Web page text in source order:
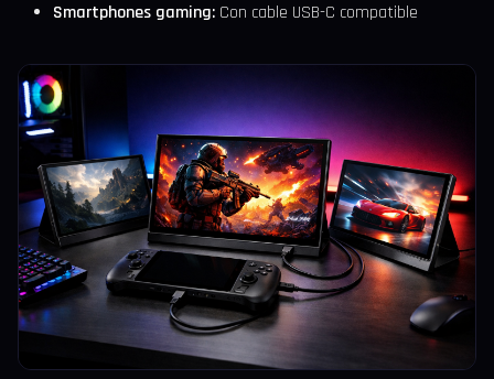
Smartphones gaming: Con cable USB-C compatible